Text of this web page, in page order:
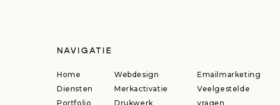
Home
Diensten
Portfolio
Webdesign
Merkactivatie
Drukwerk
Emailmarketing
Veelgestelde
vragen
NAVIGATIE